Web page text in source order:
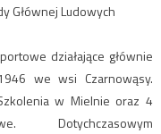
Głównej Ludowych
działające głównie
we wsi Czarnowąsy.
w Mielnie oraz 4
Dotychczasowym